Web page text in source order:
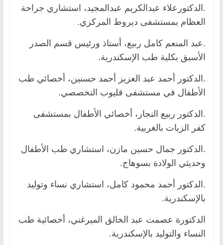
.الدكتورعلاء عبدالكريم عبدالمجيد، استشاري جراحة
العظام بمستشفى ديروط المركزي.
.عبد المنعم كامل ربيع، أستاذ ورئيس قسم الصدر
الأسبق بكلية طب الإسكندرية.
.الدكتور أحمد عبد العزيز أحمد حسنين، أخصائي طب
الأطفال في مستشفى قليوب التخصصي.
.الدكتور ربيع النجار، أخصائي الأطفال بمستشفى
كفر الزيات بالغربية.
.الدكتور جمال حسين مازن، استشاري طب الأطفال
وحديثي الولادة بسوهاج.
.الدكتور أحمد محمود كامل، استشاري نساء وتوليد
بالإسكندرية.
الدكتورة عصمت عبد الخالق الميرغني، أخصائية طب
النساء والتوليد بالإسكندرية.